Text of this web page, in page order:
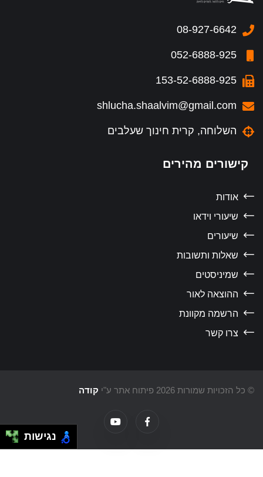
08-927-6642
052-6888-925
153-52-6888-925
shlucha.shaalvim@gmail.com
השלוחה, קרית חינוך שעלבים
קישורים מהירים
אודות
שיעורי וידאו
שיעורים
שאלות ותשובות
שמיניסטים
ההוצאה לאור
הרשמה מקוונת
צרו קשר
הזכויות שמורות 2026 פיתוח אתר ע"י קודה
נגישות